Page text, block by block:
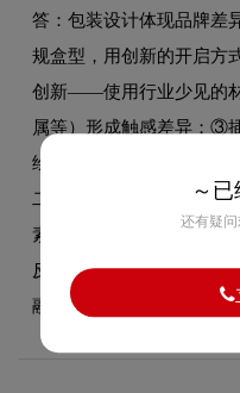
答：包装设计体现品牌
规盒型，用创新的开启方
创新——使用行业少见的
属等）形成触感差异；③
绘、水彩、版画、国潮
二维码扫码看产品故事、
素；⑤极简主义——在过度
反而成为差异化亮点；⑥
融入包装视觉设计中，赋
～已
还有疑